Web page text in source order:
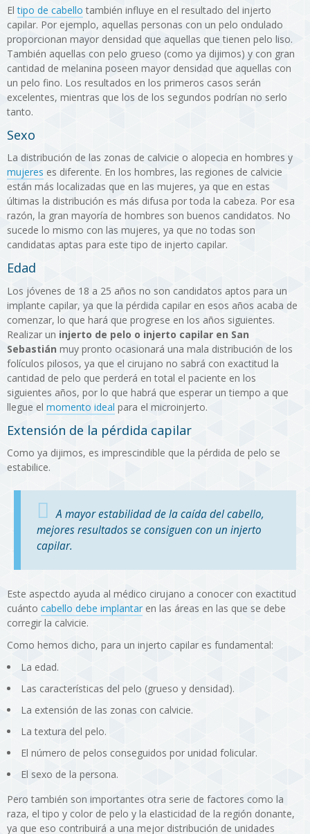
Eltipo de cabello también influye en el resultado del injerto
capilar. Por ejemplo, aquellas personas con un pelo ondulado
proporcionan mayor densidad que aquellas que tienen pelo liso.
También aquellas con pelo grueso (como ya dijimos) y con gran
cantidad de melanina poseen mayor densidad que aquellas con
un pelo fino. Los resultados en los primeros casos serán
excelentes, mientras que los de los segundos podrían no serlo
tanto.
Sexo
La distribución de las zonas de calvicie o alopecia en hombres y
mujeres es diferente. En los hombres, las regiones de calvicie
están más localizadas que en las mujeres, ya que en estas
últimas la distribución es más difusa por toda la cabeza. Por esa
razón, la gran mayoría de hombres son buenos candidatos. No
sucede lo mismo con las mujeres, ya que no todas son
candidatas aptas para este tipo de injerto capilar.
Edad
Los jóvenes de 18 a 25 años no son candidatos aptos para un
implante capilar, ya que la pérdida capilar en esos años acaba de
comenzar, lo que hará que progrese en los años siguientes.
Realizar un injerto de pelo o injerto capilar en San
Sebastián muy pronto ocasionará una mala distribución de los
folículos pilosos, ya que el cirujano no sabrá con exactitud la
cantidad de pelo que perderá en total el paciente en los
siguientes años, por lo que habrá que esperar un tiempo a que
llegue el momento ideal para el microinjerto.
Extensión de la pérdida capilar
Como ya dijimos, es imprescindible que la pérdida de pelo se
estabilice.
A mayor estabilidad de la caída del cabello,
mejores resultados se consiguen con un injerto
capilar.
Este aspectdo ayuda al médico cirujano a conocer con exactitud
cuánto cabello debe implantaren las áreas en las que se debe
corregir la calvicie.
Como hemos dicho, para un injerto capilar es fundamental:
La edad.
Las características del pelo (grueso y densidad).
La extensión de las zonas con calvicie.
La textura del pelo.
El número de pelos conseguidos por unidad folicular.
El sexo de la persona.
Pero también son importantes otra serie de factores como la
raza, el tipo y color de pelo y la elasticidad de la región donante,
ya que eso contribuirá a una mejor distribución de unidades